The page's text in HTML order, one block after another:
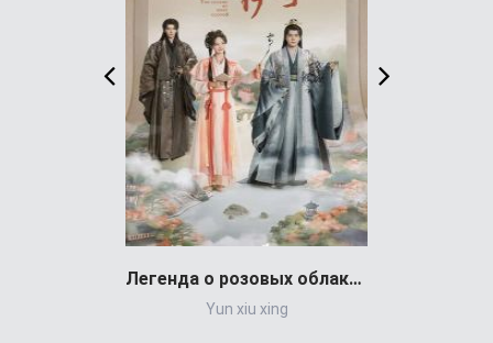
Легенда о розовых облаках (сериал)
Yun xiu xing